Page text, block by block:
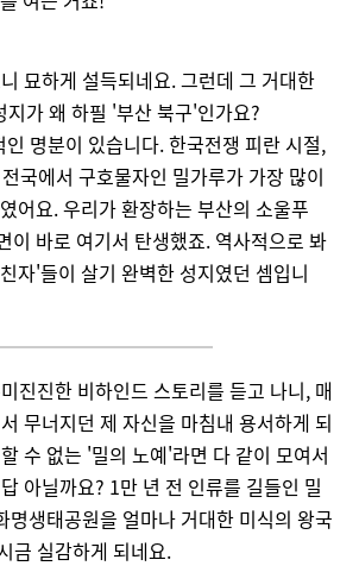
묘하게 설득되네요. 그런데 그 거대한
지가 왜 하필 '부산 북구'인가요?
명분이 있습니다. 한국전쟁 피란 시절,
국에서 구호물자인 밀가루가 가장 많이
어요. 우리가 환장하는 부산의 소울푸
이 바로 여기서 탄생했죠. 역사적으로 봐
자'들이 살기 완벽한 성지였던 셈입니
진진한 비하인드 스토리를 듣고 나니, 매
무너지던 제 자신을 마침내 용서하게 되
수 없는 '밀의 노예'라면 다 같이 모여서
아닐까요? 1만 년 전 인류를 길들인 밀
명생태공원을 얼마나 거대한 미식의 왕국
금 실감하게 되네요.